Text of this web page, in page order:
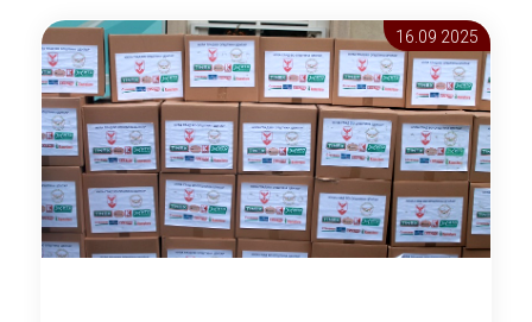
16.09 2025